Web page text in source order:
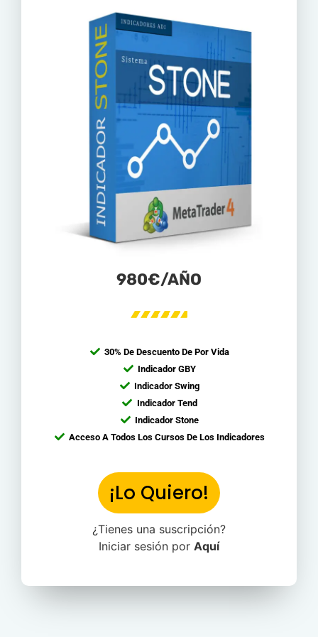
980€/AÑO
30% De Descuento De Por Vida
Indicador GBY
Indicador Swing
Indicador Tend
Indicador Stone
Acceso A Todos Los Cursos De Los Indicadores
¡Lo Quiero!
¿Tienes una suscripción?
Iniciar sesión por Aquí